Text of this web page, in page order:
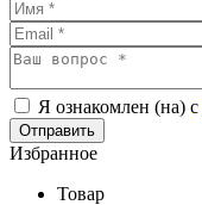
Я ознакомлен (на) с
Избранное
Товар